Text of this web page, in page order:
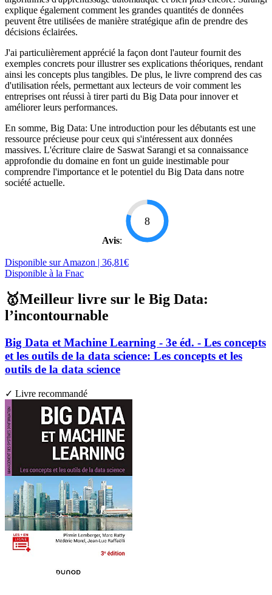
explique également comment les grandes quantités de données
peuvent être utilisées de manière stratégique afin de prendre des
décisions éclairées.
J'ai particulièrement apprécié la façon dont l'auteur fournit des
exemples concrets pour illustrer ses explications théoriques, rendant
ainsi les concepts plus tangibles. De plus, le livre comprend des cas
d'utilisation réels, permettant aux lecteurs de voir comment les
entreprises ont réussi à tirer parti du Big Data pour innover et
améliorer leurs performances.
En somme, Big Data: Une introduction pour les débutants est une
ressource précieuse pour ceux qui s'intéressent aux données
massives. L'écriture claire de Saswat Sarangi et sa connaissance
approfondie du domaine en font un guide inestimable pour
comprendre l'importance et le potentiel du Big Data dans notre
société actuelle.
Avis:
8
Disponible sur Amazon | 36,81€
Disponible à la Fnac
🥇Meilleur livre sur le Big Data:
l’incontournable
Big Data et Machine Learning - 3e éd. - Les concepts
et les outils de la data science: Les concepts et les
outils de la data science
✓ Livre recommandé